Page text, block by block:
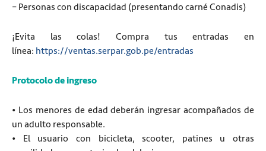
– Personas con discapacidad (presentando carné Conadis)
¡Evita las colas! Compra tus entradas en
línea: https://ventas.serpar.gob.pe/entradas
Protocolo de ingreso
• Los menores de edad deberán ingresar acompañados de
un adulto responsable.
• El usuario con bicicleta, scooter, patines u otras